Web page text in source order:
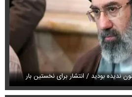
ندیده بودید / انتشار برای نخستین بار